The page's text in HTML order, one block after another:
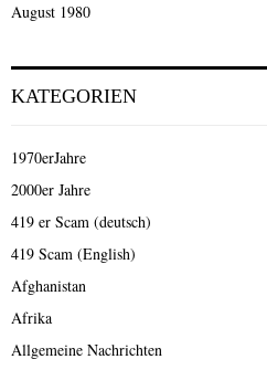
August 1980
KATEGORIEN
1970erJahre
2000er Jahre
419 er Scam (deutsch)
419 Scam (English)
Afghanistan
Afrika
Allgemeine Nachrichten